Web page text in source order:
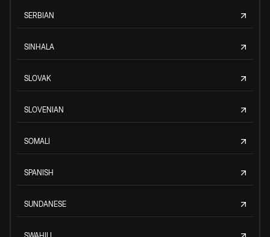
SERBIAN
SINHALA
SLOVAK
SLOVENIAN
SOMALI
SPANISH
SUNDANESE